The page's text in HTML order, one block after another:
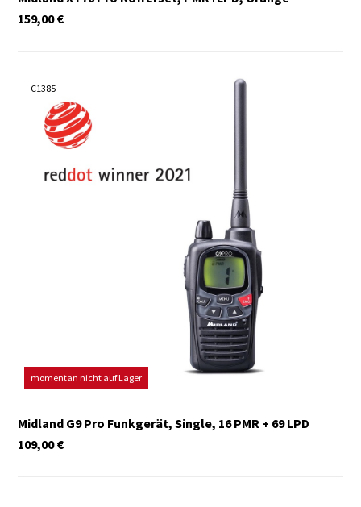
€
159,00
C1385
momentan nicht auf Lager
Midland G9 Pro Funkgerät, Single, 16 PMR + 69 LPD
€
109,00